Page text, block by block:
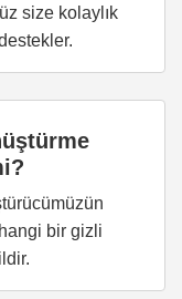
size kolaylık
bir gizli